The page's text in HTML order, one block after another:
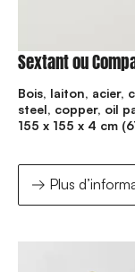
Sextant ou
Bois, laiton, acier,
steel, copper, oil
155 x 155 x 4 cm
Plus